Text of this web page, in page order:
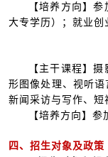
【培养方向】
大专学历）；就业创
【主干课程】
形图像处理、视听
新闻采访与写作、短
【培养方向】
四、招生对象及政策